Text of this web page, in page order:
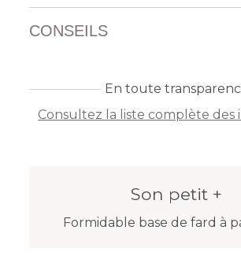
CONSEILS
En toute
Consultez la liste complète des
Son petit +
Formidable base de fard à